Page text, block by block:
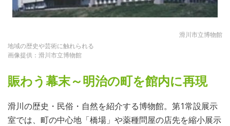
滑川市立博物館
地域の歴史や芸術に触れられる
画像提供：滑川市立博物館
賑わう幕末～明治の町を館内に再現
滑川の歴史・民俗・自然を紹介する博物館。第1常設展示
室では、町の中心地「橋場」や薬種問屋の店先を縮小展示